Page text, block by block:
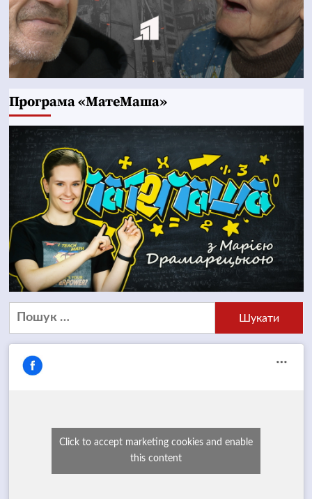
Програма «МатеМаша»
Пошук:
Click to accept marketing cookies and enable
this content